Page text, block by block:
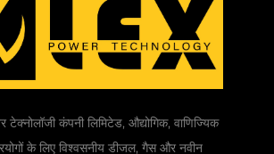
टेक्नोलॉजी कंपनी लिमिटेड, औद्योगिक, वाणिज्यिक
के लिए विश्वसनीय डीजल, गैस और नवीन